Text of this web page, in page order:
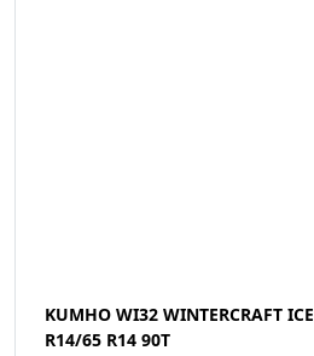
KUMHO WI32 WINTERCRAFT ICE
R14/65 R14 90T